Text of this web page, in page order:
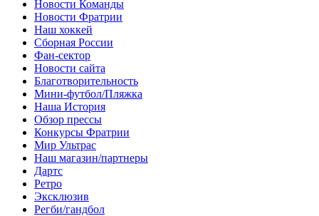
Новости Команды
Новости Фратрии
Наш хоккей
Сборная России
Фан-cектор
Новости сайта
Благотворительность
Мини-футбол/Пляжка
Наша История
Обзор прессы
Конкурсы Фратрии
Мир Ультрас
Наш магазин/партнеры
Дартс
Ретро
Эксклюзив
Регби/гандбол